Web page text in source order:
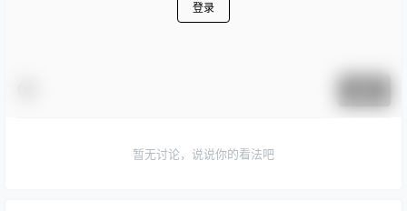
登录
暂无讨论，说说你的看法吧